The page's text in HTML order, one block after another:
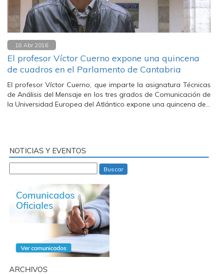
18 Abr 2016
El profesor Víctor Cuerno expone una quincena
de cuadros en el Parlamento de Cantabria
El profesor Víctor Cuerno, que imparte la asignatura Técnicas
de Análisis del Mensaje en los tres grados de Comunicación de
la Universidad Europea del Atlántico expone una quincena de…
NOTICIAS Y EVENTOS
Buscar
ARCHIVOS